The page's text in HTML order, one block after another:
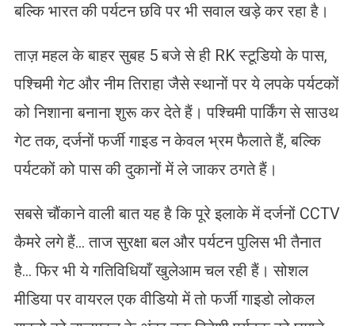
बल्कि भारत की पर्यटन छवि पर भी सवाल खड़े कर रहा है।
ताज़ महल के बाहर सुबह 5 बजे से ही RK स्टूडियो के पास,
पश्चिमी गेट और नीम तिराहा जैसे स्थानों पर ये लपके पर्यटकों
को निशाना बनाना शुरू कर देते हैं। पश्चिमी पार्किंग से साउथ
गेट तक, दर्जनों फर्जी गाइड न केवल भ्रम फैलाते हैं, बल्कि
पर्यटकों को पास की दुकानों में ले जाकर ठगते हैं।
सबसे चौंकाने वाली बात यह है कि पूरे इलाके में दर्जनों CCTV
कैमरे लगे हैं… ताज सुरक्षा बल और पर्यटन पुलिस भी तैनात
है… फिर भी ये गतिविधियाँ खुलेआम चल रही हैं। सोशल
मीडिया पर वायरल एक वीडियो में तो फर्जी गाइडो लोकल